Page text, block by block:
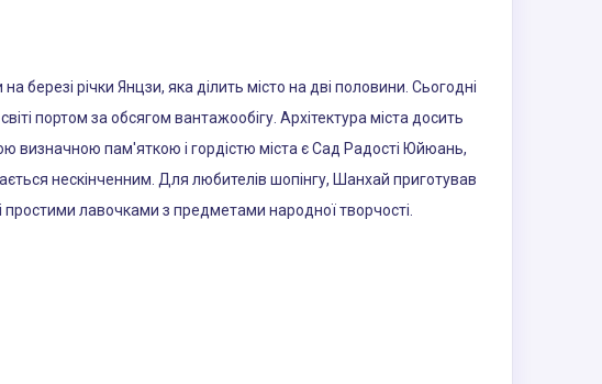
березі річки Янцзи, яка ділить місто на дві половини. Сьогодні
портом за обсягом вантажообігу. Архітектура міста досить
визначною пам'яткою і гордістю міста є Сад Радості Юйюань,
нескінченним. Для любителів шопінгу, Шанхай приготував
лавочками з предметами народної творчості.